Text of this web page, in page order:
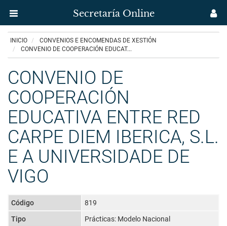
Secretaría Online
Secretaría
Uvigo
INICIO
CONVENIOS E ENCOMENDAS DE XESTIÓN
CONVENIO DE COOPERACIÓN EDUCAT...
CONVENIO DE
COOPERACIÓN
EDUCATIVA ENTRE RED
CARPE DIEM IBERICA, S.L.
E A UNIVERSIDADE DE
VIGO
Código
819
Tipo
Prácticas: Modelo Nacional